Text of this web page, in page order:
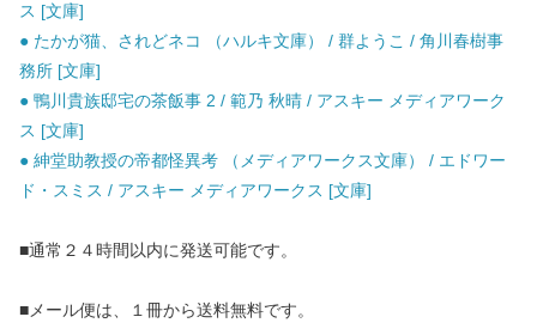
ス [文庫]
● たかが猫、されどネコ （ハルキ文庫） / 群ようこ / 角川春樹事
務所 [文庫]
● 鴨川貴族邸宅の茶飯事 2 / 範乃 秋晴 / アスキー メディアワーク
ス [文庫]
● 紳堂助教授の帝都怪異考 （メディアワークス文庫） / エドワー
ド・スミス / アスキー メディアワークス [文庫]
■通常２４時間以内に発送可能です。
■メール便は、１冊から送料無料です。